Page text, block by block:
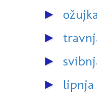
►
►
►
► lipnja